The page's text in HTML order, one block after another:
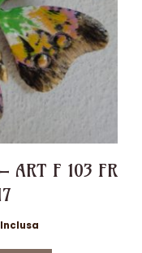
F 103 FR
Inclusa